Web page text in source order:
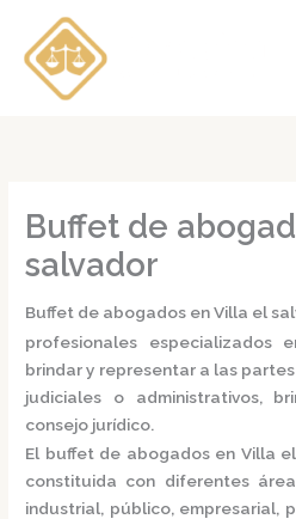
contenido
Buffet de
salvador
Buffet de abogados en Villa el
profesionales especializados
brindar y representar a las
judiciales o administrativos,
consejo jurídico.
El buffet de abogados en Villa
constituida con diferentes
industrial, público, empresarial,